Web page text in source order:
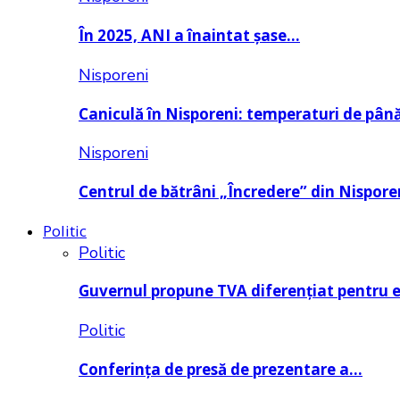
În 2025, ANI a înaintat șase…
Nisporeni
Caniculă în Nisporeni: temperaturi de
Nisporeni
Centrul de bătrâni „Încredere” din
Politic
Politic
Guvernul propune TVA diferențiat pentru
Politic
Conferința de presă de prezentare a…